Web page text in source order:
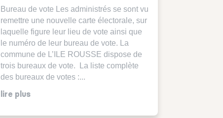
Bureau de vote Les administrés se sont vu
remettre une nouvelle carte électorale, sur
laquelle figure leur lieu de vote ainsi que
le numéro de leur bureau de vote. La
commune de L’ILE ROUSSE dispose de
trois bureaux de vote. La liste complète
des bureaux de votes :...
lire plus